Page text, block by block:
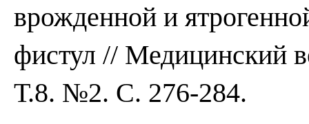
врожденной и
фистул // Медицинский
Т.8. №2. С. 276-284.